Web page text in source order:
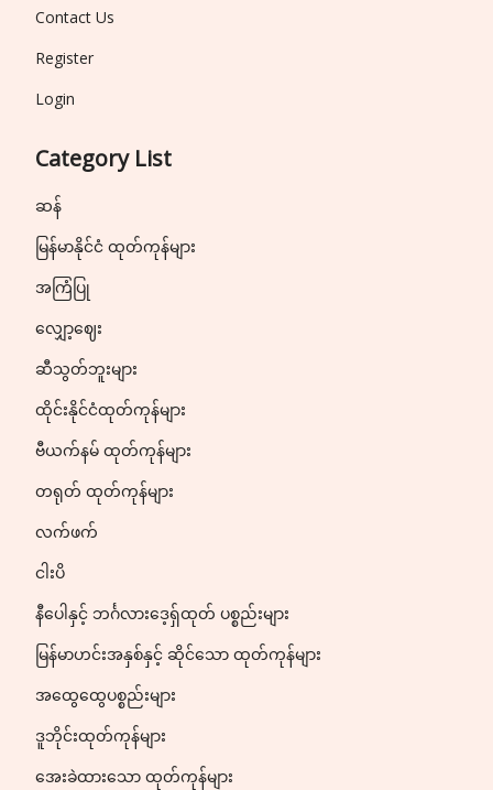
Contact Us
Register
Login
Category List
ဆန်
မြန်မာနိုင်ငံ ထုတ်ကုန်များ
အကြံပြု
လျှော့ဈေး
ဆီသွတ်ဘူးများ
ထိုင်းနိုင်ငံထုတ်ကုန်များ
ဗီယက်နမ် ထုတ်ကုန်များ
တရုတ် ထုတ်ကုန်များ
လက်ဖက်
ငါးပိ
နီပေါနှင့် ဘင်္ဂလားဒေ့ရှ်ထုတ် ပစ္စည်းများ
မြန်မာဟင်းအနှစ်နှင့် ဆိုင်သော ထုတ်ကုန်များ
အထွေထွေပစ္စည်းများ
ဒူဘိုင်းထုတ်ကုန်များ
အေးခဲထားသော ထုတ်ကုန်များ